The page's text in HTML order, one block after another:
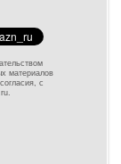
материалов
с